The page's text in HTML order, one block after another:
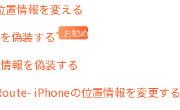
置情報を変える
偽装する
お勧め
報を偽装する
iPhoneの位置情報を変更する